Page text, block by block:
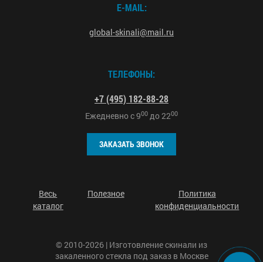
E-MAIL:
global-skinali@mail.ru
ТЕЛЕФОНЫ:
+7 (495) 182-88-28
Ежедневно с900 до2200
ЗАКАЗАТЬ ЗВОНОК
Весь
каталог
Полезное
Политика
конфиденциальности
© 2010-2026 | Изготовление скинали из
закаленного стекла под заказ в Москве